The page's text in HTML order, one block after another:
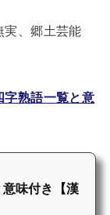
実、郷土芸能
字熟語一覧と意
味付き【漢